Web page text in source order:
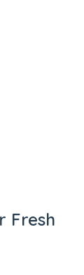
Fresh